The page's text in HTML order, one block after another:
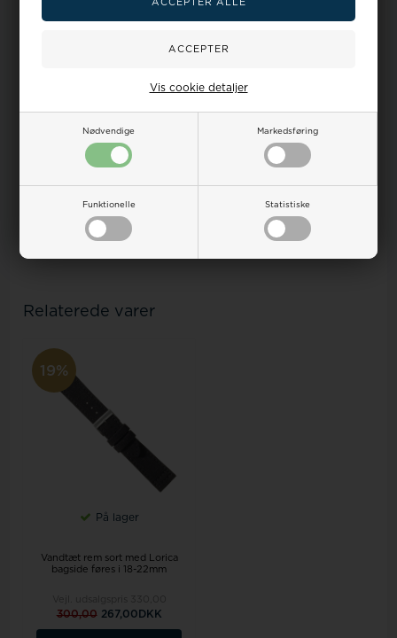
Nødvendige Markedsføring
Funktionelle Statistiske
Vis cookie detaljer
Trackede pakker Ved køb over 499,-
Ekstra 10% 100 dages returret
Relaterede varer
19%
På lager
Vandtæt rem sort med Lorica
bagside føres i 18-22mm
300,00 267,00DKK